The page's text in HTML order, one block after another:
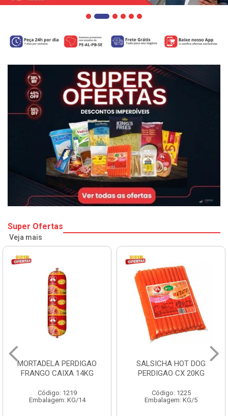
Super Ofertas
Veja mais
SALSICHA HOT DOG
PERDIGAO CX 20KG
Código: 1225
Embalagem: KG/5
PERNIL SUINO C/
COPAVEL
Código:
Embalagem: CX/±